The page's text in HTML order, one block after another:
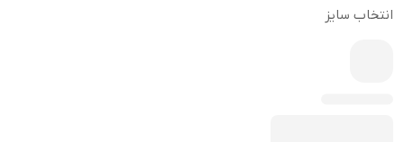
انتخاب سایز